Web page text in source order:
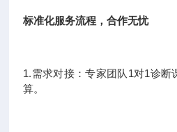
标准化服务流程，合作无忧
1.需求对接：专家团队1对1诊断
算。